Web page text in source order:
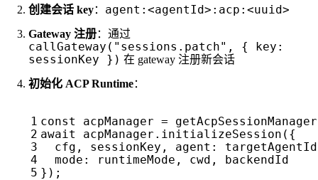
创建会话 key： agent:<agentId>:acp:<uuid>
Gateway 注册：通过
callGateway("sessions.patch", { key:
sessionKey }) 在 gateway 注册新会话
初始化 ACP Runtime：
const acpManager = getAcpSessionManager
await
acpManager . initializeSession ({
cfg , sessionKey , agent : targetAgentId
mode : runtimeMode , cwd ,
backendId
});